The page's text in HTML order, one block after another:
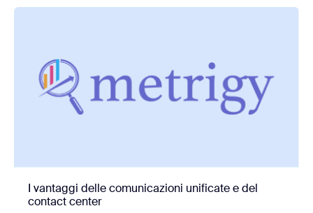
I vantaggi delle comunicazioni unificate e del
contact center